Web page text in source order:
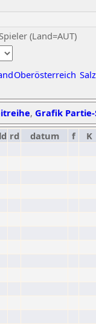
(Land=AUT)
Oberösterreich
, Grafik
rd datum f K